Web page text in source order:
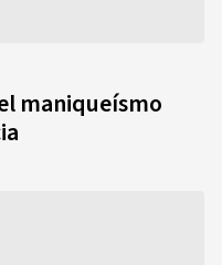
maniqueísmo